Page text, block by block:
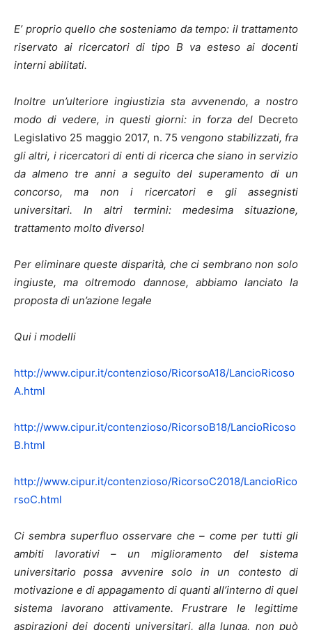
E’ proprio quello che sosteniamo da tempo: il trattamento
riservato ai ricercatori di tipo B va esteso ai docenti
interni abilitati.
Inoltre un’ulteriore ingiustizia sta avvenendo, a nostro
modo di vedere, in questi giorni: in forza del Decreto
Legislativo 25 maggio 2017, n. 75 vengono stabilizzati, fra
gli altri, i ricercatori di enti di ricerca che siano in servizio
da almeno tre anni a seguito del superamento di un
concorso, ma non i ricercatori e gli assegnisti
universitari. In altri termini: medesima situazione,
trattamento molto diverso!
Per eliminare queste disparità, che ci sembrano non solo
ingiuste, ma oltremodo dannose, abbiamo lanciato la
proposta di un’azione legale
Qui i modelli
http://www.cipur.it/contenzioso/RicorsoA18/LancioRicoso
A.html
http://www.cipur.it/contenzioso/RicorsoB18/LancioRicoso
B.html
http://www.cipur.it/contenzioso/RicorsoC2018/LancioRico
rsoC.html
Ci sembra superfluo osservare che – come per tutti gli
ambiti lavorativi – un miglioramento del sistema
universitario possa avvenire solo in un contesto di
motivazione e di appagamento di quanti all’interno di quel
sistema lavorano attivamente. Frustrare le legittime
aspirazioni dei docenti universitari, alla lunga, non può